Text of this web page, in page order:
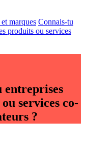
marques Connais-tu
produits ou services
entreprises
services co-
?